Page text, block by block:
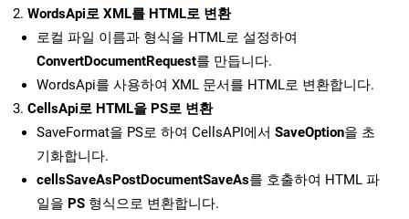
WordsApi로 XML를 HTML로 변환
로컬 파일 이름과 형식을 HTML로 설정하여
ConvertDocumentRequest를 만듭니다.
WordsApi를 사용하여 XML 문서를 HTML로 변환합니다.
CellsApi로 HTML을 PS로 변환
SaveFormat을 PS로 하여 CellsAPI에서 SaveOption을 초
기화합니다.
cellsSaveAsPostDocumentSaveAs를 호출하여 HTML 파
일을 PS 형식으로 변환합니다.